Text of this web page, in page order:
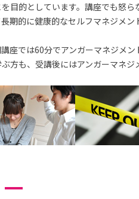
目的としています。講座でも怒
期的に健康的なセルフマネジメン
座では60分でアンガーマネジメ
方も、受講後にはアンガーマネ